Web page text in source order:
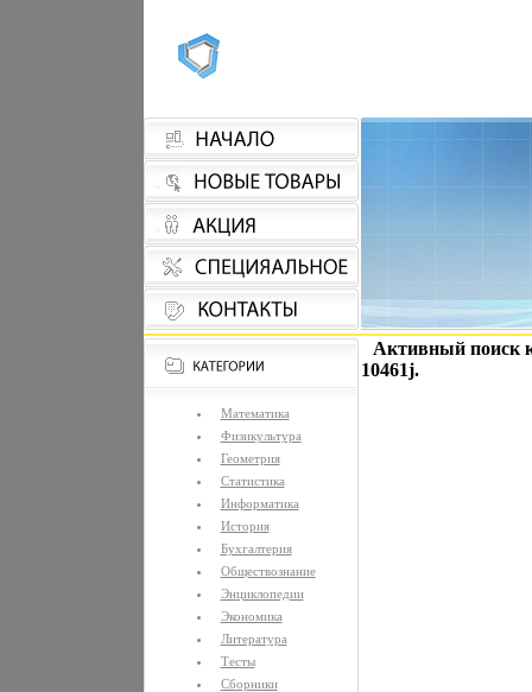
Математика
Физикультура
Геометрия
Статистика
Информатика
История
Бухгалтерия
Обществознание
Энциклопедии
Экономика
Литература
Тесты
Сборники
Активный поиск
10461j.